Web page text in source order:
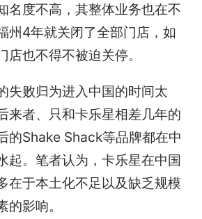
名度不高，其整体业务也在不
州4年就关闭了全部门店，如
店也不得不被迫关停。
失败归为进入中国的时间太
来者、只和卡乐星相差几年的
的Shake Shack等品牌都在中
起。笔者认为，卡乐星在中国
在于本土化不足以及缺乏规模
影响。